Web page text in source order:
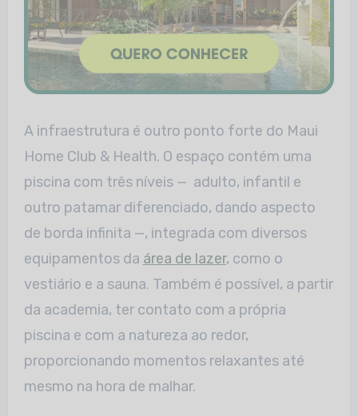
A infraestrutura é outro ponto forte do Maui
Home Club & Health. O espaço contém uma
piscina com três níveis — adulto, infantil e
outro patamar diferenciado, dando aspecto
de borda infinita —, integrada com diversos
equipamentos da área de lazer, como o
vestiário e a sauna. Também é possível, a partir
da academia, ter contato com a própria
piscina e com a natureza ao redor,
proporcionando momentos relaxantes até
mesmo na hora de malhar.